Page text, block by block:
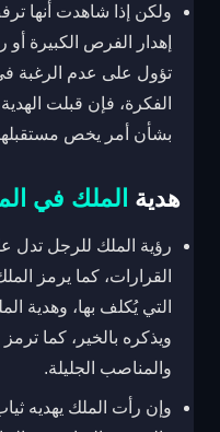
ولكن إذا شاهدت أنها
إهدار الفرص الكبيرة
تؤول على عدم الرغبة في
الفكرة، فإن قبلت
بشأن أمر يخص
هدية الملك في
رؤية الملك للرجل تدل
القرارات، كما يرمز
التي يُكلف بها، وهدية
ويذكره بالخير، كما
والمناصب الجليلة.
وإن رأت الملك يهديه